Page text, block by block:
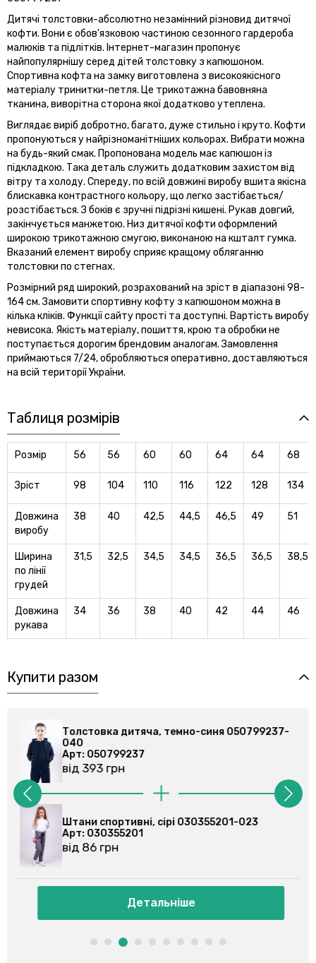
Дитячі толстовки-абсолютно незамінний різновид дитячої
кофти. Вони є обов'язковою частиною сезонного гардероба
малюків та підлітків. Інтернет-магазин пропонує
найпопулярнішу серед дітей толстовку з капюшоном.
Спортивна кофта на замку виготовлена з високоякісного
матеріалу тринитки-петля. Це трикотажна бавовняна
тканина, виворітна сторона якої додатково утеплена.
Виглядає виріб добротно, багато, дуже стильно і круто. Кофти
пропонуються у найрізноманітніших кольорах. Вибрати можна
на будь-який смак. Пропонована модель має капюшон із
підкладкою. Така деталь служить додатковим захистом від
вітру та холоду. Спереду, по всій довжині виробу вшита якісна
блискавка контрастного кольору, що легко застібається/
розстібається. З боків є зручні підрізні кишені. Рукав довгий,
закінчується манжетою. Низ дитячої кофти оформлений
широкою трикотажною смугою, виконаною на кшталт гумка.
Вказаний елемент виробу сприяє кращому обляганню
толстовки по стегнах.
Розмірний ряд широкий, розрахований на зріст в діапазоні 98-
164 см. Замовити спортивну кофту з капюшоном можна в
кілька кліків. Функції сайту прості та доступні. Вартість виробу
невисока. Якість матеріалу, пошиття, крою та обробки не
поступається дорогим брендовим аналогам. Замовлення
приймаються 7/24, обробляються оперативно, доставляються
на всій території України.
Таблиця розмірів
Розмір 56 56 60 60 64 64 68
Зріст 98 104 110 116 122 128 134
Довжина
виробу
38 40 42,5 44,5 46,5 49 51
Ширина
по лiнiї
грудей
31,5 32,5 34,5 34,5 36,5 36,5 38,5
Довжина
рукава
34 36 38 40 42 44 46
Купити разом
Толстовка дитяча, темно-синя 050799237-
040
Арт: 050799237
від 393 грн
Штани спортивні, сірі 030355201-023
Арт: 030355201
від 86 грн
Детальніше